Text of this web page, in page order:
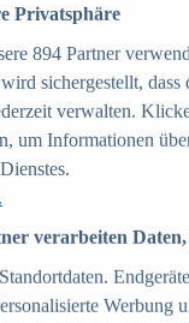
Online-Shops
Privatsphäre
894 Partner
sichergestellt,
verwalten.
um Informationen
verarbeiten
Werbung